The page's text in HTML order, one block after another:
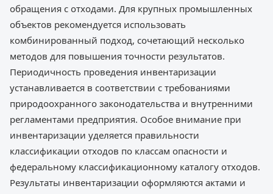
обращения с отходами. Для крупных промышленных
объектов рекомендуется использовать
комбинированный подход, сочетающий несколько
методов для повышения точности результатов.
Периодичность проведения инвентаризации
устанавливается в соответствии с требованиями
природоохранного законодательства и внутренними
регламентами предприятия. Особое внимание при
инвентаризации уделяется правильности
классификации отходов по классам опасности и
федеральному классификационному каталогу отходов.
Результаты инвентаризации оформляются актами и